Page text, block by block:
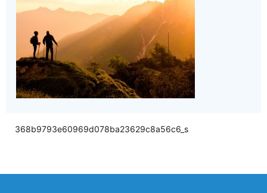
368b9793e60969d078ba23629c8a56c6_s